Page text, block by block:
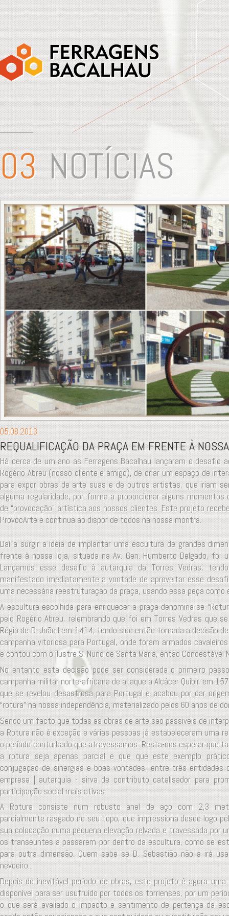
NOTÍCIAS
05.08.2013
REQUALIFICAÇÃO DA PRAÇA EM FRENTE À
Há cerca de um ano as Ferragens Bacalhau lançaram o desafio
Rogério Abreu (nosso cliente e amigo), de criar um espaço de
para expor obras de arte suas e de outros artistas, que iriam
alguma regularidade, por forma a proporcionar alguns momentos
de “provocação” artística aos nossos clientes. Este projeto
ProvocArte e continua ao dispor de todos na nossa montra.
Daí a surgir a ideia de implantar uma escultura de grandes
frente à nossa loja, situada na Av. Gen. Humberto Delgado, foi
Lançamos esse desafio à autarquia da Torres Vedras,
manifestado imediatamente a vontade de aproveitar esse
uma necessária reestruturação da praça, usando essa peça como
A escultura escolhida para enriquecer a praça denomina-se
pelo Rogério Abreu, relembrando que foi em Torres Vedras que
Régio de D. João I em 1414, tendo sido então tomada a decisão
campanha vitoriosa para Portugal, onde foram armados
e contou com o ilustre S. Nuno de Santa Maria, então Condestável
No entanto esta decisão pode ser considerada o primeiro
campanha militar norte-africana de ataque a Alcácer Quibir, em
que se revelou desastrosa para Portugal e acabou por dar
“rotura” na nossa independência, materializado pelos 60 anos de
Sendo um facto que todas as obras de arte são passiveis de
a Rotura não é exceção e várias pessoas já estabeleceram uma
o período conturbado que atravessamos. Resta-nos esperar que
a rotura seja apenas parcial e que que este exemplo
conjugação de sinergias e boas vontades, entre três
empresa | autarquia - sirva de contributo catalisador para
participação social mais ativas.
A Rotura consiste num robusto anel de aço com 2,3
parcialmente rasgado no seu topo, que impressiona desde logo
sua colocação numa pequena elevação relvada e travessada por
os transeuntes a passarem por dentro da escultura, como se
para outra dimensão. Quem sabe se D. Sebastião não a irá
nevoeiro...
Depois do inevitável período de obras, este projeto é agora
disponível para ser usufruído por todos os torrienses, por um
o que será avaliado o impacto e sentimento de pertença da